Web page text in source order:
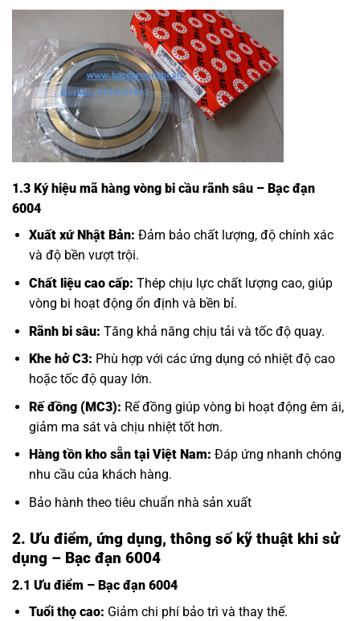
1.3 Ký hiệu mã hàng vòng bi cầu rãnh sâu – Bạc đạn
6004
Xuất xứ Nhật Bản: Đảm bảo chất lượng, độ chính xác
và độ bền vượt trội.
Chất liệu cao cấp: Thép chịu lực chất lượng cao, giúp
vòng bi hoạt động ổn định và bền bỉ.
Rãnh bi sâu: Tăng khả năng chịu tải và tốc độ quay.
Khe hở C3: Phù hợp với các ứng dụng có nhiệt độ cao
hoặc tốc độ quay lớn.
Rế đồng (MC3): Rế đồng giúp vòng bi hoạt động êm ái,
giảm ma sát và chịu nhiệt tốt hơn.
Hàng tồn kho sẵn tại Việt Nam: Đáp ứng nhanh chóng
nhu cầu của khách hàng.
Bảo hành theo tiêu chuẩn nhà sản xuất
2. Ưu điểm, ứng dụng, thông số kỹ thuật khi sử
dụng – Bạc đạn 6004
2.1 Ưu điểm – Bạc đạn 6004
Tuổi thọ cao: Giảm chi phí bảo trì và thay thế.